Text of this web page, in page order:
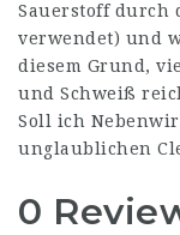
Sauerstoff durch
verwendet) und
diesem Grund,
und Schweiß
Soll ich
unglaublichen
0